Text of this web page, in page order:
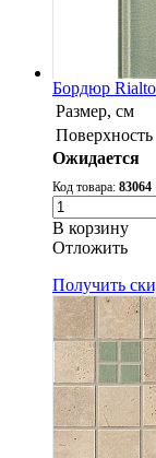
Бордюр
Размер, см
Ожидается
Код товара: 83064
В корзину
Oтложить
Получить